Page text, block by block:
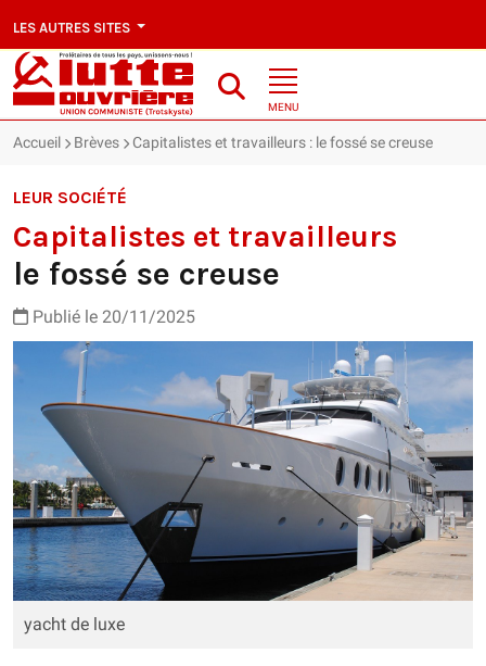
LES AUTRES SITES
MENU
Accueil Brèves Capitalistes et travailleurs : le fossé se creuse
LEUR SOCIÉTÉ
Capitalistes et travailleurs
le fossé se creuse
Publié le 20/11/2025
yacht de luxe